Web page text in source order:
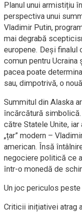
Planul unui armistițiu
perspectiva unui
Vladimir Putin,
mai degrabă
europene. Deși finalul
comun pentru Ucraina
pacea poate
sau, dimpotrivă, o
Summitul din Alaska
încărcătură
către Statele Unite,
„țar” modern –
american. Însă
negociere politică ce
într-o monedă de
Un joc periculos
Criticii inițiativei atrag